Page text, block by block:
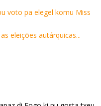
voto pa elegel komu Miss
eleições autárquicas...